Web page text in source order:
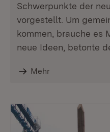
Schwerpunkte der
vorgestellt. Um
kommen, brauche es
neue Ideen, betonte
Mehr